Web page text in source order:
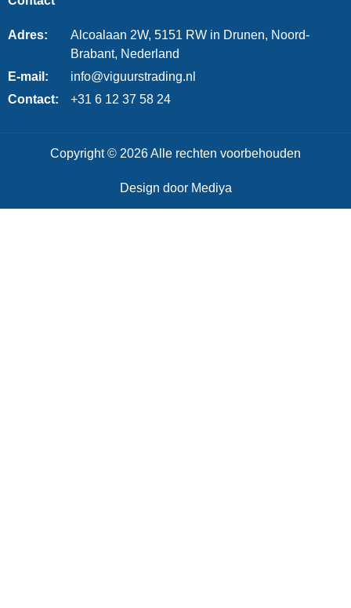
Adres:
Alcoalaan 2W, 5151 RW in Drunen, Noord-
Brabant, Nederland
E-mail:
info@viguurstrading.nl
Contact:
+31 6 12 37 58 24
Copyright © 2026 Alle rechten voorbehouden
Design door Mediya